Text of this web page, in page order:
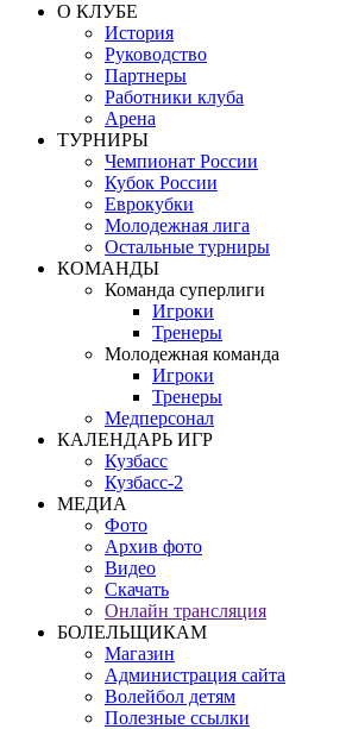
О КЛУБЕ
История
Руководство
Партнеры
Работники клуба
Арена
ТУРНИРЫ
Чемпионат России
Кубок России
Еврокубки
Молодежная лига
Остальные турниры
КОМАНДЫ
Команда суперлиги
Игроки
Тренеры
Молодежная команда
Игроки
Тренеры
Медперсонал
КАЛЕНДАРЬ ИГР
Кузбасс
Кузбасс-2
МЕДИА
Фото
Архив фото
Видео
Скачать
Онлайн трансляция
БОЛЕЛЬЩИКАМ
Магазин
Администрация сайта
Волейбол детям
Полезные ссылки